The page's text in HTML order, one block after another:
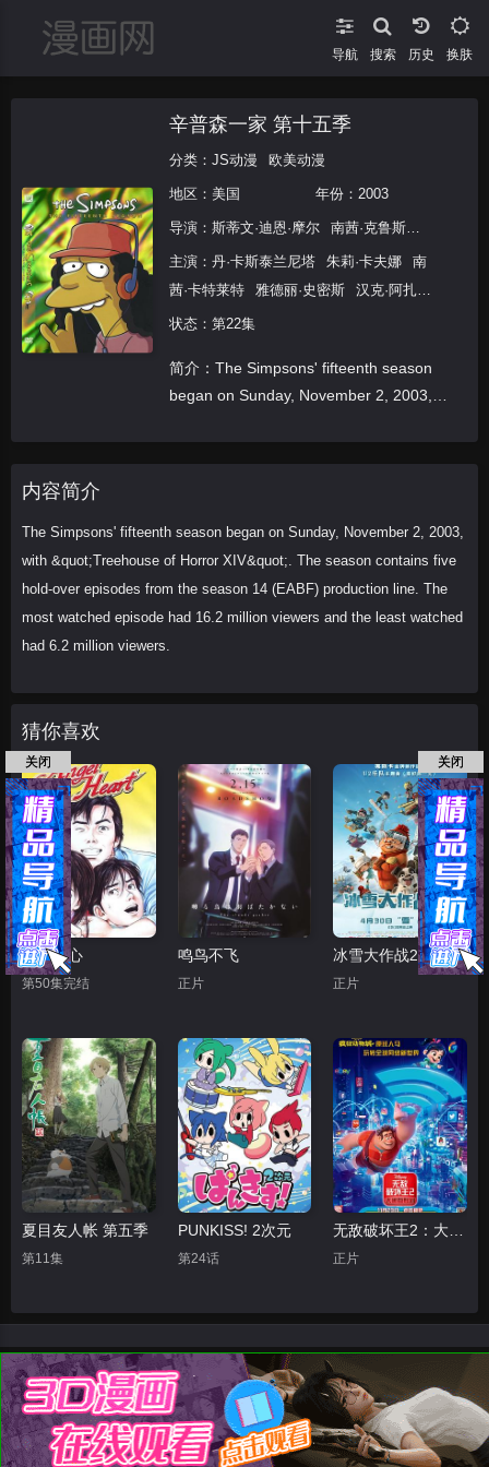
导航 搜索 换肤
辛普森一家 第十五季
分类： JS动漫 欧美动漫
地区： 美国 年份： 2003
导演： 斯蒂文·迪恩·摩尔 南茜·克鲁斯 迈克·B·安
主演： 丹·卡斯泰兰尼塔 朱莉·卡夫娜
南
茜·卡特莱特
雅德丽·史密斯
汉克·阿扎利
亚
哈里·谢尔
莱士
卡尔·维耶德戈特
奥斯卡·德拉伦塔
詹妮弗·加纳
杰瑞·刘易斯
格伦·克洛斯
恩·麦克莱恩
J.K.罗琳 查尔斯·纳佩尔
杰
尼克·伯凯 威廉·丹尼尔斯
迪克·特菲尔德
状态：第22集
简介：The Simpsons' fifteenth season
began on Sunday, November 2, 2003,
内容简介
The Simpsons' fifteenth season began on Sunday, November 2, 2003,
with &quot;Treehouse of Horror XIV&quot;. The season contains five
hold-over episodes from the season 14 (EABF) production line. The
most watched episode had 16.2 million viewers and the least watched
had 6.2 million viewers.
猜你喜欢
天使之心
第50集完结
鸣鸟不飞
正片
冰雪大作战2（原声版）
正片
夏目友人帐 第五季
第11集
PUNKISS! 2次元
第24话 正片
关闭 关闭